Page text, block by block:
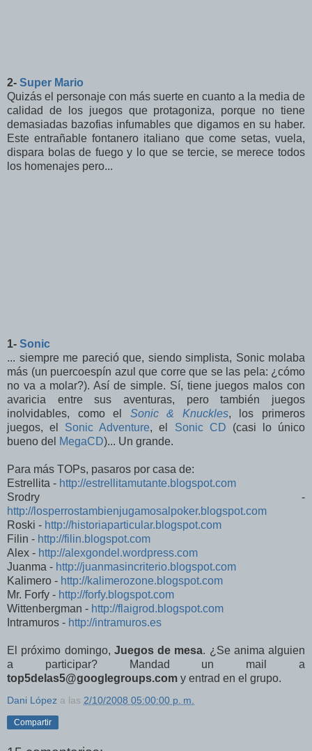
2- Super Mario
Quizás el personaje con más suerte en cuanto a la media de
calidad de los juegos que protagoniza, porque no tiene
demasiadas bazofias infumables que digamos en su haber.
Este entrañable fontanero italiano que come setas, vuela,
dispara bolas de fuego y lo que se tercie, se merece todos
los homenajes pero...
1- Sonic
... siempre me pareció que, siendo simplista, Sonic molaba
más (un puercoespín azul que corre que se las pela: ¿cómo
no va a molar?). Así de simple. Sí, tiene juegos malos con
avaricia entre sus aventuras, pero también juegos
inolvidables, como el Sonic & Knuckles, los primeros
juegos, el Sonic Adventure, el Sonic CD (casi lo único
bueno del MegaCD)... Un grande.
Para más TOPs, pasaros por casa de:
Estrellita - http://estrellitamutante.blogspot.com
Srodry -
http://losperrostambienjugamosalpoker.blogspot.com
Roski - http://historiaparticular.blogspot.com
Filin - http://filin.blogspot.com
Alex - http://alexgondel.wordpress.com
Juanma - http://juanmasincriterio.blogspot.com
Kalimero - http://kalimerozone.blogspot.com
Mr. Forfy - http://forfy.blogspot.com
Wittenbergman - http://flaigrod.blogspot.com
Intramuros - http://intramuros.es
El próximo domingo, Juegos de mesa. ¿Se anima alguien
a participar? Mandad un mail a
top5delas5@googlegroups.com y entrad en el grupo.
Dani López a las 2/10/2008 05:00:00 p. m.
Compartir